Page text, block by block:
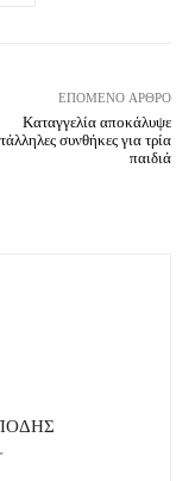
ΕΠΌΜΕΝΟ ΆΡΘΡΟ
Καταγγελία αποκάλυψε
συνθήκες για τρία
παιδιά